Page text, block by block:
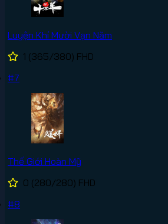
Luyện Khí Mười Vạn Năm
1 (365/380) FHD
#7
Thế Giới Hoàn Mỹ
0 (280/280) FHD
#8